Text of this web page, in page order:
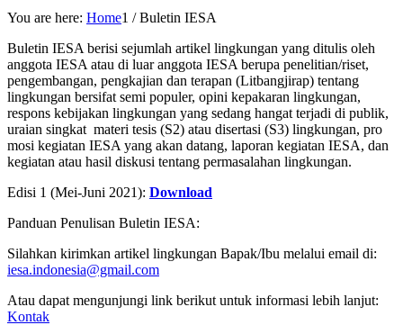
You are here: Home1 / Buletin IESA
Buletin IESA berisi sejumlah artikel lingkungan yang ditulis oleh
anggota IESA atau di luar anggota IESA berupa penelitian/riset,
pengembangan, pengkajian dan terapan (Litbangjirap) tentang
lingkungan bersifat semi populer, opini kepakaran lingkungan,
respons kebijakan lingkungan yang sedang hangat terjadi di publik,
uraian singkat materi tesis (S2) atau disertasi (S3) lingkungan, pro
mosi kegiatan IESA yang akan datang, laporan kegiatan IESA, dan
kegiatan atau hasil diskusi tentang permasalahan lingkungan.
Edisi 1 (Mei-Juni 2021): Download
Panduan Penulisan Buletin IESA:
Silahkan kirimkan artikel lingkungan Bapak/Ibu melalui email di:
iesa.indonesia@gmail.com
Atau dapat mengunjungi link berikut untuk informasi lebih lanjut:
Kontak